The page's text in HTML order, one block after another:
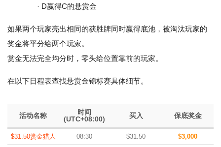
· D赢得C的悬赏金
如果两个玩家亮出相同的获胜牌同时赢得底池，被淘汰玩家的
奖金将平分给两个玩家。
赏金无法完全均分时，零头给位置靠前的玩家。
在以下日程表查找悬赏金锦标赛具体细节。
活动名称
时间
(UTC+08:00)
买入 保底奖金
$31.50赏金猎人 08:30 $31.50 $3,000